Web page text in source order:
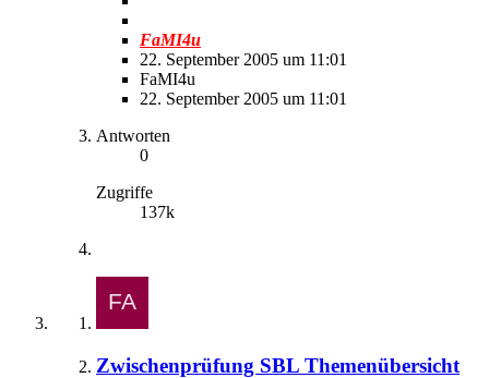
FaMI4u
22. September 2005 um 11:01
FaMI4u
22. September 2005 um 11:01
Antworten
0
Zugriffe
137k
Zwischenprüfung SBL Themenübersicht